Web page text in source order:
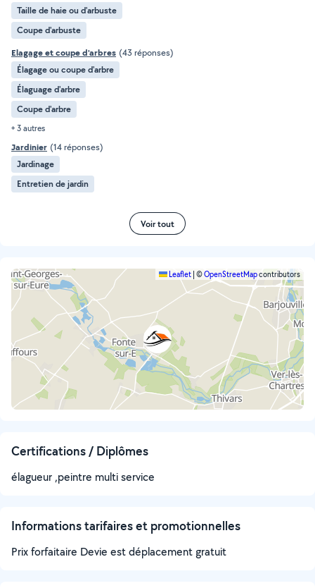
Taille de haie ou d'arbuste
Coupe d'arbuste
Elagage et coupe d'arbres (43 réponses)
Élagage ou coupe d'arbre
Élaguage d'arbre
Coupe d'arbre
+ 3 autres
Jardinier (14 réponses)
Jardinage
Entretien de jardin
Voir tout
Leaflet ©OpenStreetMapcontributors
Certifications / Diplômes
élagueur ,peintre multi service
Informations tarifaires et promotionnelles
Prix forfaitaire Devie est déplacement gratuit